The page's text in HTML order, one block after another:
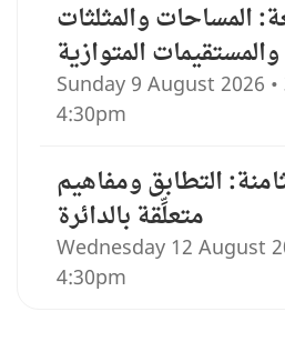
المساحات والمثلثات
والمستقيمات المتوازية
Sunday 9 August 2026
4:30pm
التطابق ومفاهيم
متعلِّقة بالدائرة
Wednesday 12 August
4:30pm